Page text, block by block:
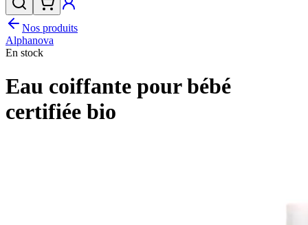
Nos produits
Alphanova
En stock
Eau coiffante pour bébé
certifiée bio